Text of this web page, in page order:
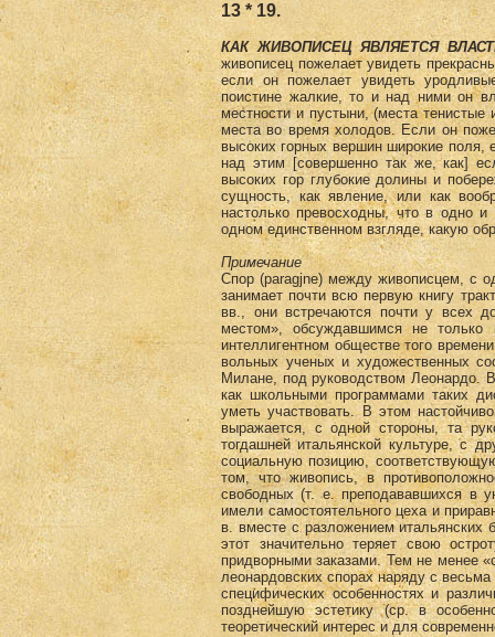
13 * 19.
КАК ЖИВОПИСЕЦ ЯВЛЯЕТСЯ
живописец пожелает увидеть
если он пожелает увидеть
поистине жалкие, то и над ними он
местности и пустыни, (места
места во время холодов. Если он
высоких горных вершин широкие поля,
над этим [совершенно так же, как]
высоких гор глубокие долины и
сущность, как явление, или как
настолько превосходны, что в одно
одном единственном взгляде, какую
Примечание
Спор (paragjnе) между живописцем, с
занимает почти всю первую книгу
вв., они встречаются почти у всех
местом», обсуждавшимся не
интеллигентном обществе того
вольных ученых и художественных
Милане, под руководством Леонардо.
как школьными программами таких
уметь участвовать. В этом
выражается, с одной стороны, та
тогдашней итальянской культуре, с
социальную позицию,
том, что живопись, в
свободных (т. е. преподававшихся в
имели самостоятельного цеха и
в. вместе с разложением итальянских
этот значительно теряет свою
придворными заказами. Тем не менее
леонардовских спорах наряду с
специфических особенностях и
позднейшую эстетику (ср. в
теоретический интерес и для